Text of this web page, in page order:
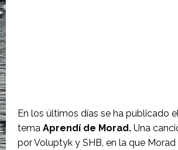
En los últimos días se ha publicado
tema Aprendí de Morad. Una
por Voluptyk y SHB, en la que